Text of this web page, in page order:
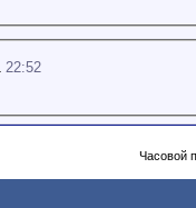
22:52
Часовой